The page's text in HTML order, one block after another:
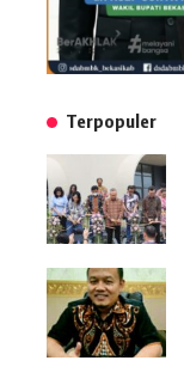
Terpopuler